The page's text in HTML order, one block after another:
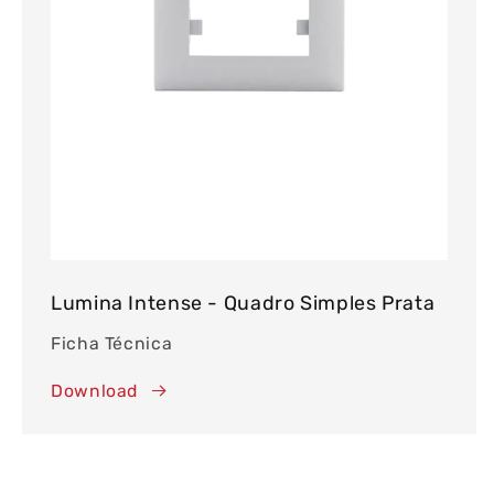
Lumina Intense - Quadro Simples Prata
Ficha Técnica
Download